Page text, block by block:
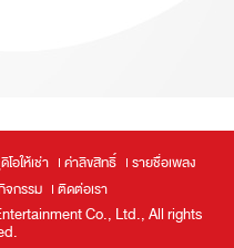
อให้เช่า ค่าลิขสิทธิ์
รายชื่อเพลง
จกรรม ติดต่อเรา
Co., Ltd., All rights